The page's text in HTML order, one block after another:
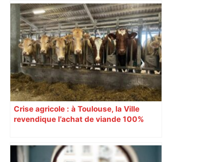
Prévisions météo du dimanche 4
janvier 2026 à Toulouse – 20 Minutes
Crise agricole : à Toulouse, la Ville
revendique l’achat de viande 100%